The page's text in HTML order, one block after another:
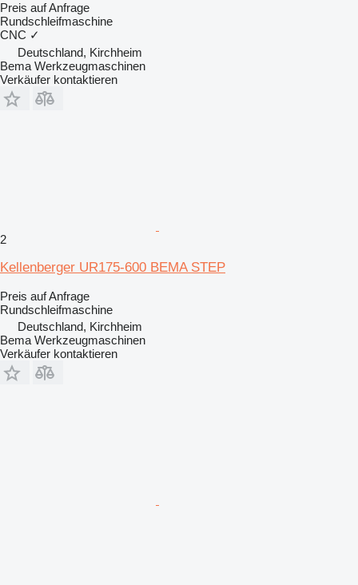
Preis auf Anfrage
Rundschleifmaschine
CNC ✓
Deutschland, Kirchheim
Bema Werkzeugmaschinen
Verkäufer kontaktieren
2
Kellenberger UR175-600 BEMA STEP
Preis auf Anfrage
Rundschleifmaschine
Deutschland, Kirchheim
Bema Werkzeugmaschinen
Verkäufer kontaktieren